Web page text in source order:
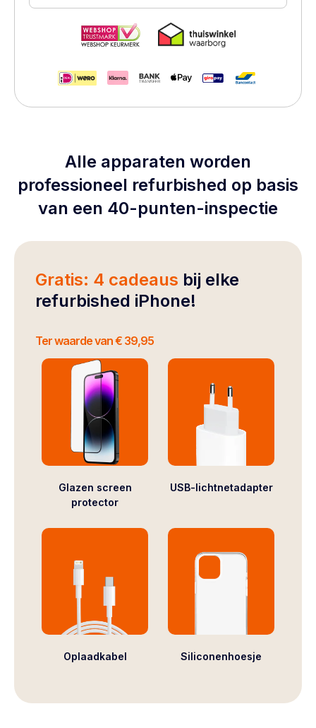
Alle apparaten worden
professioneel refurbished op basis
van een 40-punten-inspectie
Gratis: 4 cadeaus bij elke
refurbished iPhone!
Ter waarde van € 39,95
Glazen screen
protector
USB-lichtnetadapter
Oplaadkabel Siliconenhoesje